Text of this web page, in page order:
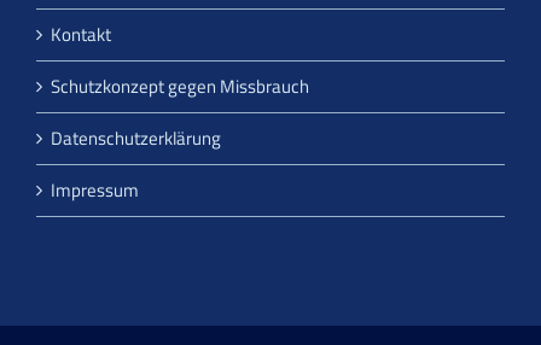
Kontakt
Schutzkonzept gegen Missbrauch
Datenschutzerklärung
Impressum